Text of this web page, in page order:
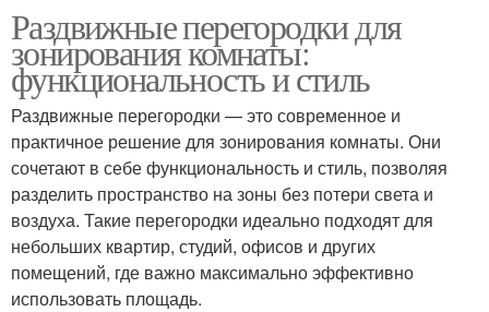
Раздвижные перегородки для
зонирования комнаты:
функциональность и стиль
Раздвижные перегородки — это современное и
практичное решение для зонирования комнаты. Они
сочетают в себе функциональность и стиль, позволяя
разделить пространство на зоны без потери света и
воздуха. Такие перегородки идеально подходят для
небольших квартир, студий, офисов и других
помещений, где важно максимально эффективно
использовать площадь.